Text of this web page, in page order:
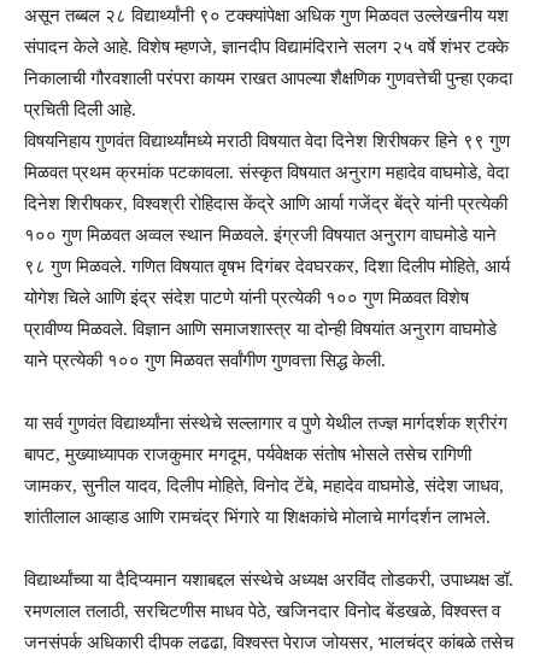
असून तब्बल २८ विद्यार्थ्यांनी ९० टक्क्यांपेक्षा अधिक गुण मिळवत उल्लेखनीय यश
संपादन केले आहे. विशेष म्हणजे, ज्ञानदीप विद्यामंदिराने सलग २५ वर्षे शंभर टक्के
निकालाची गौरवशाली परंपरा कायम राखत आपल्या शैक्षणिक गुणवत्तेची पुन्हा एकदा
प्रचिती दिली आहे.
विषयनिहाय गुणवंत विद्यार्थ्यांमध्ये मराठी विषयात वेदा दिनेश शिरीषकर हिने ९९ गुण
मिळवत प्रथम क्रमांक पटकावला. संस्कृत विषयात अनुराग महादेव वाघमोडे, वेदा
दिनेश शिरीषकर, विश्वश्री रोहिदास केंद्रे आणि आर्या गजेंद्र बेंद्रे यांनी प्रत्येकी
१०० गुण मिळवत अव्वल स्थान मिळवले. इंग्रजी विषयात अनुराग वाघमोडे याने
९८ गुण मिळवले. गणित विषयात वृषभ दिगंबर देवघरकर, दिशा दिलीप मोहिते, आर्य
योगेश चिले आणि इंद्र संदेश पाटणे यांनी प्रत्येकी १०० गुण मिळवत विशेष
प्रावीण्य मिळवले. विज्ञान आणि समाजशास्त्र या दोन्ही विषयांत अनुराग वाघमोडे
याने प्रत्येकी १०० गुण मिळवत सर्वांगीण गुणवत्ता सिद्ध केली.
या सर्व गुणवंत विद्यार्थ्यांना संस्थेचे सल्लागार व पुणे येथील तज्ज्ञ मार्गदर्शक श्रीरंग
बापट, मुख्याध्यापक राजकुमार मगदूम, पर्यवेक्षक संतोष भोसले तसेच रागिणी
जामकर, सुनील यादव, दिलीप मोहिते, विनोद टेंबे, महादेव वाघमोडे, संदेश जाधव,
शांतीलाल आव्हाड आणि रामचंद्र भिंगारे या शिक्षकांचे मोलाचे मार्गदर्शन लाभले.
विद्यार्थ्यांच्या या दैदिप्यमान यशाबद्दल संस्थेचे अध्यक्ष अरविंद तोडकरी, उपाध्यक्ष डॉ.
रमणलाल तलाठी, सरचिटणीस माधव पेठे, खजिनदार विनोद बेंडखळे, विश्वस्त व
जनसंपर्क अधिकारी दीपक लढढा, विश्वस्त पेराज जोयसर, भालचंद्र कांबळे तसेच